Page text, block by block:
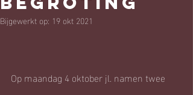
Bijgewerkt op: 19 okt 2021
Op maandag 4 oktober jl. namen twee